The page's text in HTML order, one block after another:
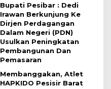
Bupati Pesibar : Dedi
Irawan Berkunjung Ke
Dirjen Perdagangan
Dalam Negeri (PDN)
Usulkan Peningkatan
Pembangunan Dan
Pemasaran
Membanggakan, Atlet
HAPKIDO Pesisir Barat